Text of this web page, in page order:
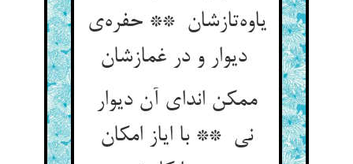
یاوه‌تازشان ** حفره‌ی
دیوار و در غمازشان
ممکن اندای آن دیوار
نی ** با ایاز امکان